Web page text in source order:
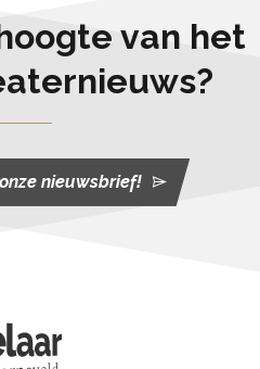
van het
nieuwsbrief!